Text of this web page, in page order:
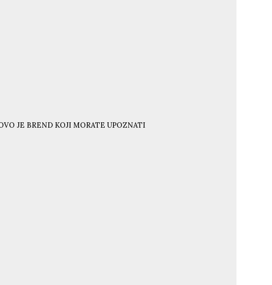
JE BREND KOJI MORATE UPOZNATI